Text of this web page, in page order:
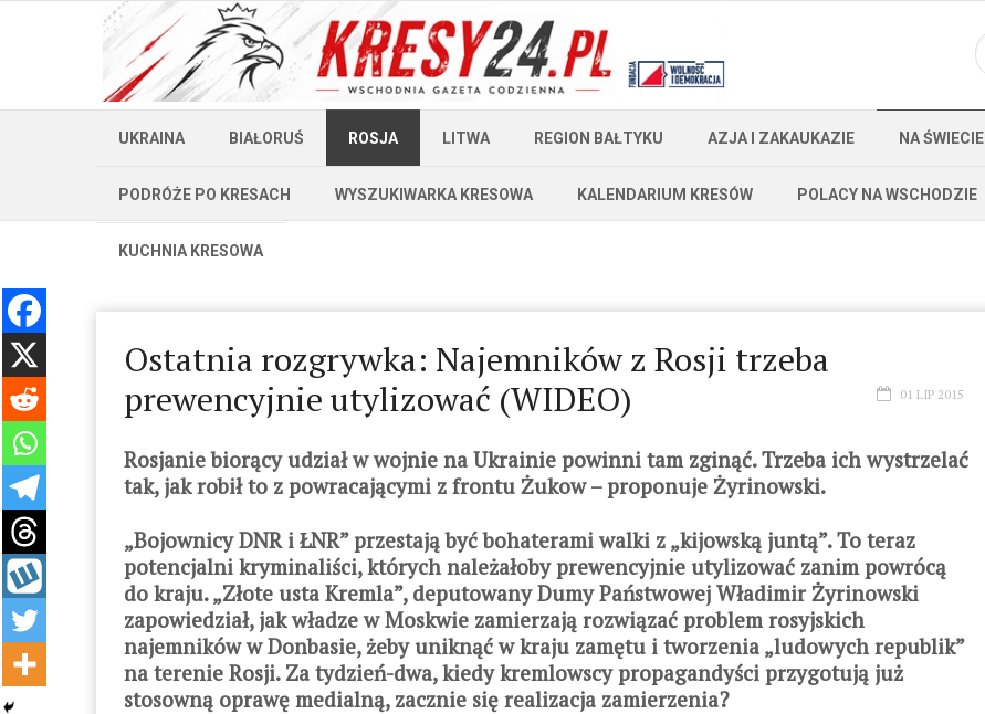
UKRAINA BIAŁORUŚ ROSJA LITWA REGION BAŁTYKU AZJA I ZAKAUKAZIE NA ŚWIECIE
PODRÓŻE PO KRESACH WYSZUKIWARKA KRESOWA KALENDARIUM KRESÓW POLACY NA WSCHODZIE
KUCHNIA KRESOWA
Ostatnia rozgrywka: Najemników z Rosji trzeba
prewencyjnie utylizować (WIDEO)
01 LIP 2015
Rosjanie biorący udział w wojnie na Ukrainie powinni tam zginąć. Trzeba ich wystrzelać
tak, jak robił to z powracającymi z frontu Żukow – proponuje Żyrinowski.
„Bojownicy DNR i ŁNR” przestają być bohaterami walki z „kijowską juntą”. To teraz
potencjalni kryminaliści, których należałoby prewencyjnie utylizować zanim powrócą
do kraju. „Złote usta Kremla”, deputowany Dumy Państwowej Władimir Żyrinowski
zapowiedział, jak władze w Moskwie zamierzają rozwiązać problem rosyjskich
najemników w Donbasie, żeby uniknąć w kraju zamętu i tworzenia „ludowych republik”
na terenie Rosji. Za tydzień-dwa, kiedy kremlowscy propagandyści przygotują już
stosowną oprawę medialną, zacznie się realizacja zamierzenia?